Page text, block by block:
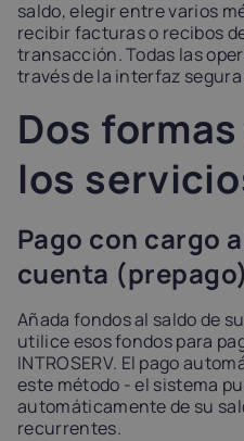
saldo, elegir entre varios
recibir facturas o recibos
transacción. Todas las
través de la interfaz
Dos
los
Pago con cargo
cuenta (prepago)
Añada fondos al saldo de
utilice esos fondos para
INTROSERV. El pago
este método - el sistema
automáticamente de su
recurrentes.
Latvia
21%
Netherlands
21%
20%
0%